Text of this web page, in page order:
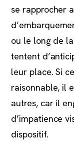
se rapprocher
ou le long de
tentent
leur place. Si
raisonnable, il
autres, car il
d’impatience
dispositif.